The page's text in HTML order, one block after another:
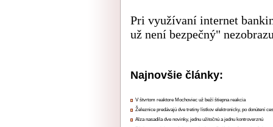
Pri využívaní internet
už není bezpečný"
Najnovšie články:
V štvrtom reaktore Mochoviec už beží štiepna reakcia
Železnice predávajú dve tretiny lístkov elektronicky, po donútení
Alza nasadila dve novinky, jednu užitočnú a jednu kontroverznú